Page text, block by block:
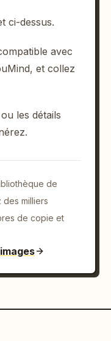
ci-dessus.
avec
et collez
les détails
de
milliers
de copie et